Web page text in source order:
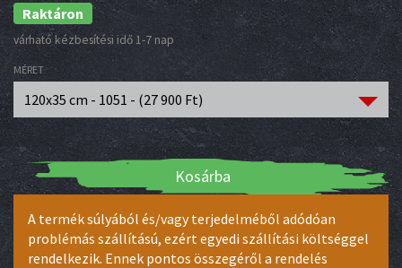
Raktáron
várható kézbesítési idő 1-7 nap
MÉRET
120x35 cm - 1051 - (27 900 Ft)
Kosárba
A termék súlyából és/vagy terjedelméből adódóan
problémás szállítású, ezért egyedi szállítási költséggel
rendelkezik. Ennek pontos összegéről a rendelés